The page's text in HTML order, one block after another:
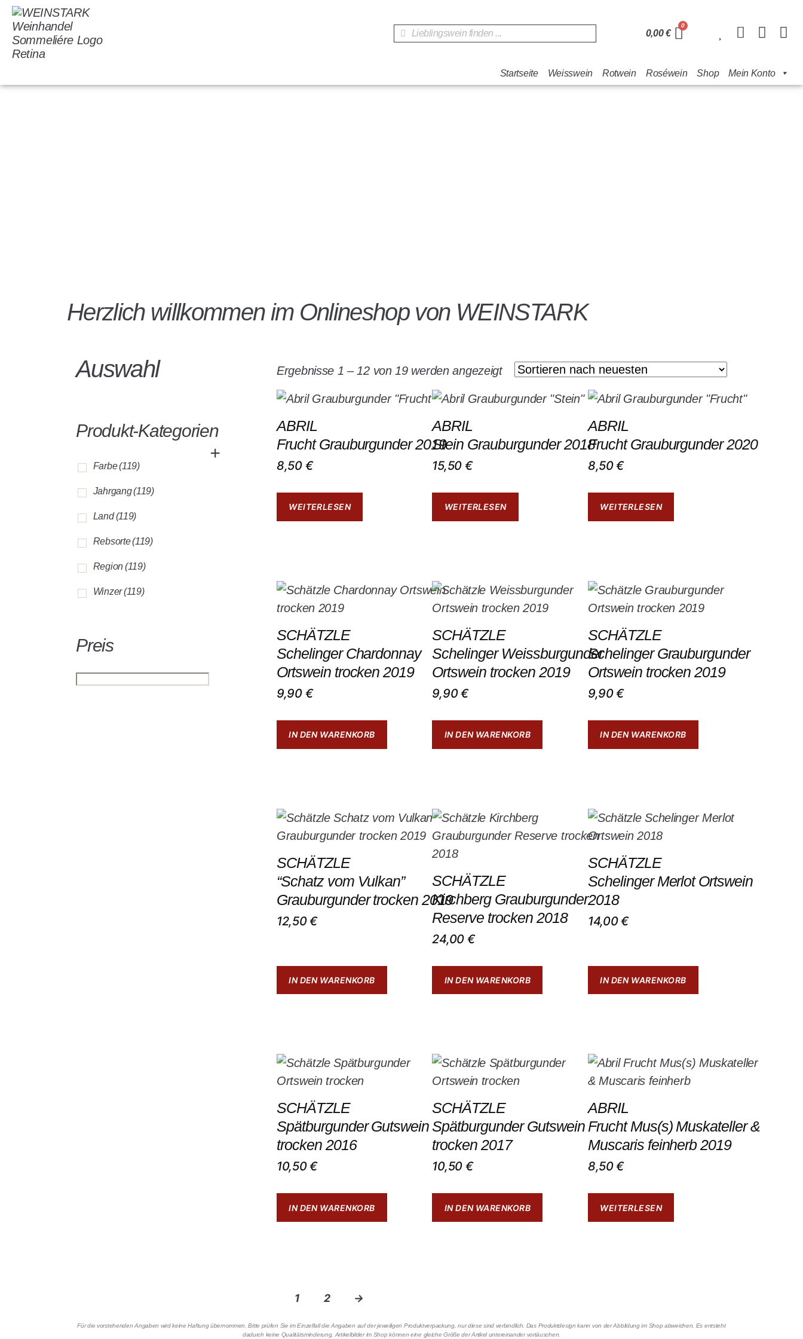
0,00€
Startseite Weisswein Rotwein Roséwein Shop Mein Konto
Herzlich willkommen im Onlineshop von WEINSTARK
Auswahl
Produkt-Kategorien
+
Farbe(119)
Jahrgang(119)
Land (119)
Rebsorte(119)
Region(119)
Winzer(119)
Preis
Ergebnisse 1 – 12 von 19 werden angezeigt
ABRIL
Frucht Grauburgunder 2019
8,50 €
WEITERLESEN
ABRIL
Stein Grauburgunder 2018
15,50 €
WEITERLESEN
ABRIL
Frucht Grauburgunder 2020
8,50€
WEITERLESEN
SCHÄTZLE
Schelinger Chardonnay
Ortswein trocken 2019
9,90 €
IN DEN WARENKORB
SCHÄTZLE
Schelinger Weissburgunder
Ortswein trocken 2019
9,90€
IN DEN WARENKORB
SCHÄTZLE
Schelinger Grauburgunder
Ortswein trocken 2019
9,90€
IN DEN WARENKORB
SCHÄTZLE
“Schatz vom Vulkan”
Grauburgunder trocken 2019
12,50€
IN DEN WARENKORB
SCHÄTZLE
Kirchberg Grauburgunder
Reserve trocken 2018
24,00 €
IN DEN WARENKORB
SCHÄTZLE
Schelinger Merlot Ortswein
2018
14,00€
IN DEN WARENKORB
SCHÄTZLE
Spätburgunder Gutswein
trocken 2016
10,50€
IN DEN WARENKORB
SCHÄTZLE
Spätburgunder Gutswein
trocken 2017
10,50 €
IN DEN WARENKORB
ABRIL
Frucht Mus(s) Muskateller &
Muscaris feinherb 2019
8,50€
WEITERLESEN
1 2 →
Für die vorstehenden Angaben wird keine Haftung übernommen. Bitte prüfen Sie im Einzelfall die Angaben auf der jeweiligen Produktverpackung, nur diese sind verbindlich. Das Produktdesign kann von der Abbildung im Shop abweichen. Es entsteht
dadurch keine Qualitätsminderung. Artikelbilder im Shop können eine gleiche Größe der Artikel untereinander vortäuschen.